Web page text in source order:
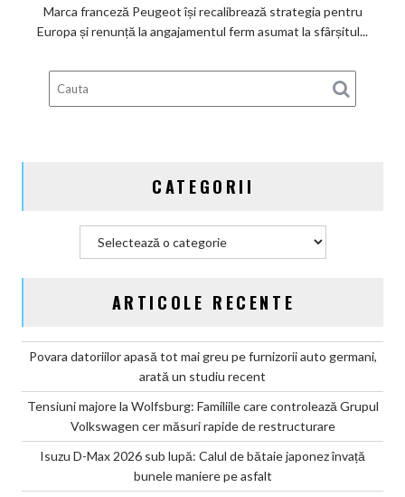
de
a
electric
până
modele
Marca franceză Peugeot își recalibrează strategia pentru
Europa și renunță la angajamentul ferm asumat la sfârșitul...
CATEGORII
Categorii
ARTICOLE RECENTE
Povara datoriilor apasă tot mai greu pe furnizorii auto germani,
arată un studiu recent
Tensiuni majore la Wolfsburg: Familiile care controlează Grupul
Volkswagen cer măsuri rapide de restructurare
Isuzu D-Max 2026 sub lupă: Calul de bătaie japonez învață
bunele maniere pe asfalt